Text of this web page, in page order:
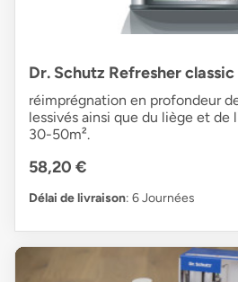
Dr. Schutz Refresher
réimprégnation en profondeur
lessivés ainsi que du liège et de
30-50m².
58,20 €
Délai de livraison: 6 Journées